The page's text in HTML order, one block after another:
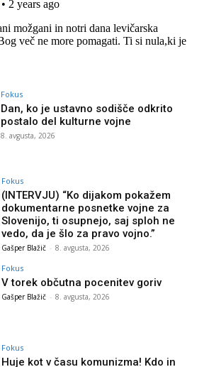
Fokus
Dan, ko je ustavno sodišče odkrito
postalo del kulturne vojne
8. avgusta, 2026
Fokus
(INTERVJU) “Ko dijakom pokažem
dokumentarne posnetke vojne za
Slovenijo, ti osupnejo, saj sploh ne
vedo, da je šlo za pravo vojno.”
Gašper Blažič - 8. avgusta, 2026
Fokus
V torek občutna pocenitev goriv
Gašper Blažič - 8. avgusta, 2026
Fokus
Huje kot v času komunizma! Kdo in